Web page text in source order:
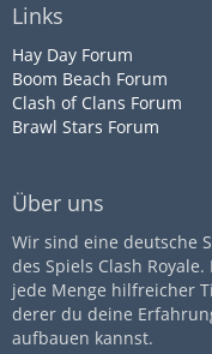
Links
Hay Day Forum
Boom Beach Forum
Clash of Clans Forum
Brawl Stars Forum
Über uns
Wir sind eine deutsche
des Spiels Clash
jede Menge hilfreicher
derer du deine
aufbauen kannst.